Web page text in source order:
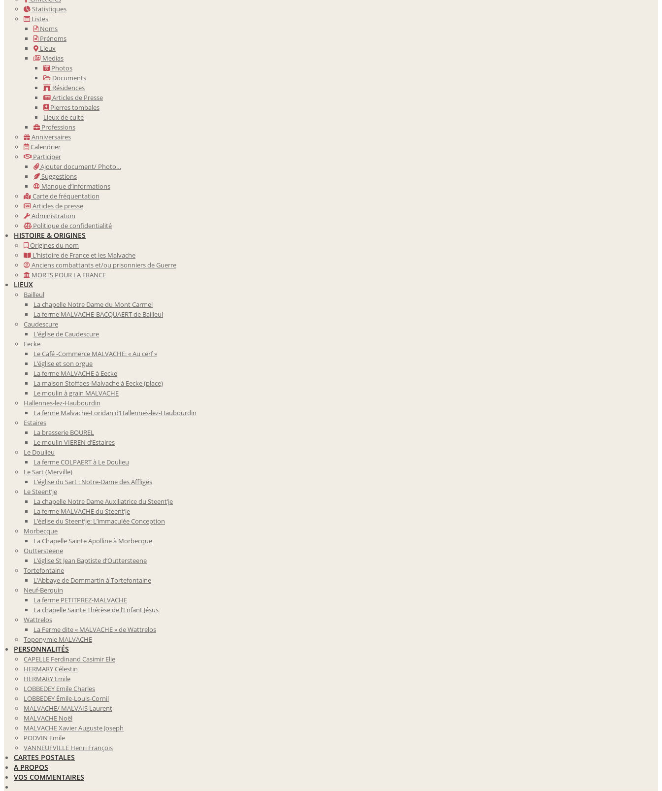
Statistiques
Listes
Noms
Prénoms
Lieux
Medias
Photos
Documents
Résidences
Articles de Presse
Pierres tombales
Lieux de culte
Professions
Anniversaires
Calendrier
Participer
Ajouter document/ Photo…
Suggestions
Manque d’informations
Carte de fréquentation
Articles de presse
Administration
Politique de confidentialité
HISTOIRE & ORIGINES
Origines du nom
L’histoire de France et les Malvache
Anciens combattants et/ou prisonniers de Guerre
MORTS POUR LA FRANCE
LIEUX
Bailleul
La chapelle Notre Dame du Mont Carmel
La ferme MALVACHE-BACQUAERT de Bailleul
Caudescure
L’église de Caudescure
Eecke
Le Café -Commerce MALVACHE: « Au cerf »
L’église et son orgue
La ferme MALVACHE à Eecke
La maison Stoffaes-Malvache à Eecke (place)
Le moulin à grain MALVACHE
Hallennes-lez-Haubourdin
La ferme Malvache-Loridan d’Hallennes-lez-Haubourdin
Estaires
La brasserie BOUREL
Le moulin VIEREN d’Estaires
Le Doulieu
La ferme COLPAERT à Le Doulieu
Le Sart (Merville)
L’église du Sart : Notre-Dame des Affligés
Le Steent’je
La chapelle Notre Dame Auxiliatrice du Steent’je
La ferme MALVACHE du Steent’je
L’église du Steent’je: L’immaculée Conception
Morbecque
La Chapelle Sainte Apolline à Morbecque
Outtersteene
L’église St Jean Baptiste d’Outtersteene
Tortefontaine
L’Abbaye de Dommartin à Tortefontaine
Neuf-Berquin
La ferme PETITPREZ-MALVACHE
La chapelle Sainte Thérèse de l’Enfant Jésus
Wattrelos
La Ferme dite « MALVACHE » de Wattrelos
Toponymie MALVACHE
PERSONNALITÉS
CAPELLE Ferdinand Casimir Elie
HERMARY Célestin
HERMARY Emile
LOBBEDEY Emile Charles
LOBBEDEY Émile-Louis-Cornil
MALVACHE/ MALVAIS Laurent
MALVACHE Noël
MALVACHE Xavier Auguste Joseph
PODVIN Emile
VANNEUFVILLE Henri François
CARTES POSTALES
A PROPOS
VOS COMMENTAIRES